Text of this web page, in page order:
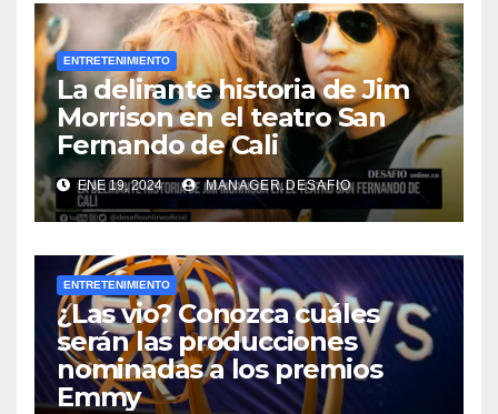
ENTRETENIMIENTO
La delirante historia de Jim
Morrison en el teatro San
Fernando de Cali
ENE 19, 2024 MANAGER.DESAFIO
ENTRETENIMIENTO
¿Las vio? Conozca cuáles
serán las producciones
nominadas a los premios
Emmy